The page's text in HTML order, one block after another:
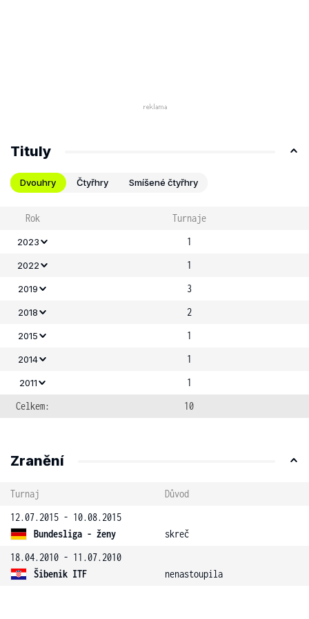
Tituly
Dvouhry Čtyřhry Smíšené čtyřhry
Rok Turnaje
2023 1
2022 1
2019 3
2018 2
2015 1
2014 1
2011
1
Celkem:
10
Zranění
Turnaj
Důvod
12.07.2015 - 10.08.2015
Bundesliga - ženy
skreč
18.04.2010 - 11.07.2010
Šibenik ITF
nenastoupila